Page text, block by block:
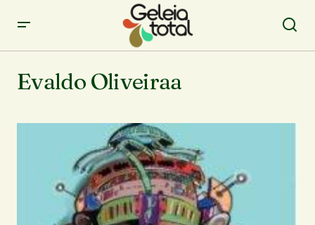
Evaldo Oliveiraa